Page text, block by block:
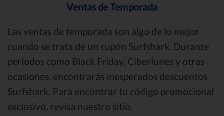
Ventas de Temporada
Las ventas de temporada son algo de lo mejor
cuando se trata de un cupón Surfshark. Durante
periodos como Black Friday, Ciberlunes y otras
ocasiones, encontrarás inesperados descuentos
Surfshark. Para encontrar tu código promocional
exclusivo, revisa nuestro sitio.